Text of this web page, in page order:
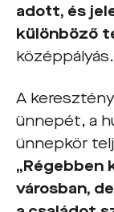
adott, és
különböző
középpályás.
A
ünnepét, a
ünnepkör
„Régebben
városban,